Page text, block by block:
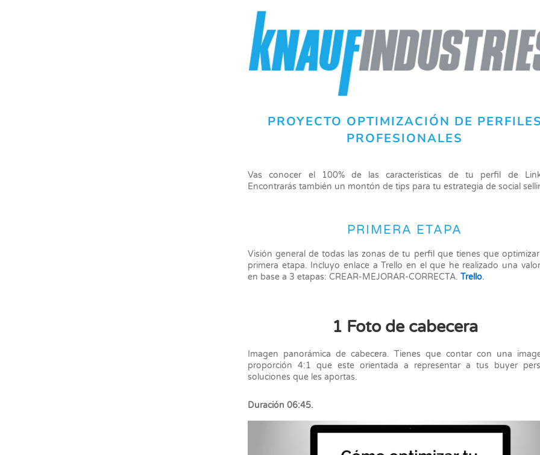
PROYECTO OPTIMIZACIÓN DE PERFILES
PROFESIONALES
Vas conocer el 100% de las características de tu perfil de
Encontrarás también un montón de tips para tu estrategia de social
PRIMERA ETAPA
Visión general de todas las zonas de tu perfil que tienes que
primera etapa. Incluyo enlace a Trello en el que he realizado una
en base a 3 etapas: CREAR-MEJORAR-CORRECTA.Trello.
1 Foto de cabecera
Imagen panorámica de cabecera. Tienes que contar con una
proporción 4:1 que este orientada a representar a tus buyer
soluciones que les aportas.
Duración 06:45.